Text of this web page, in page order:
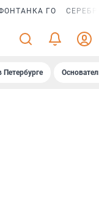
ГО
Петербурге